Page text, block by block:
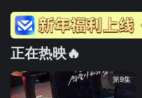
正在热映🔥
第9集